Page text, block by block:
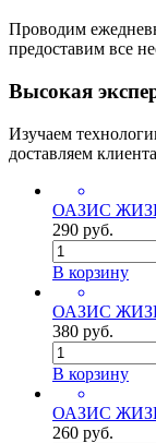
Проводим
предоставим все
Высокая
Изучаем
доставляем
ОАЗИС
290 руб.
В корзину
ОАЗИС
380 руб.
В корзину
ОАЗИС
260 руб.